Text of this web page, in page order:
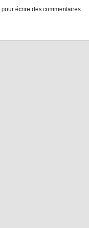
pour écrire des commentaires.